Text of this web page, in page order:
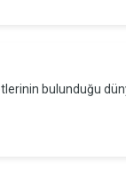
bulunduğu